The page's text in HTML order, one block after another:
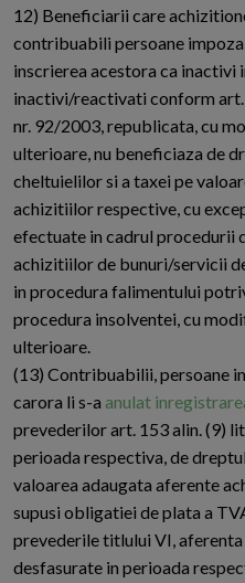
12) Beneficiarii care
contribuabili persoane
inscrierea acestora ca
inactivi/reactivati conform
nr. 92/2003, republicata, cu
ulterioare, nu beneficiaza de
cheltuielilor si a taxei pe
achizitiilor respective, cu
efectuate in cadrul procedurii
achizitiilor de bunuri/servicii
in procedura falimentului
procedura insolventei, cu
ulterioare.
(13) Contribuabilii, persoane
carora li s-a anulat
prevederilor art. 153 alin. (9)
perioada respectiva, de
valoarea adaugata aferente
supusi obligatiei de plata a
prevederile titlului VI,
desfasurate in perioada